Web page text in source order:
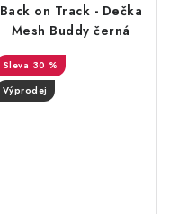
Back on Track - Dečka
Mesh Buddy černá
30 %
Výprodej